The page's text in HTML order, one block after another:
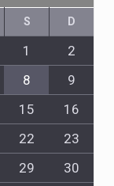
S D
1
2
8
9
15
16
22
23
29
30